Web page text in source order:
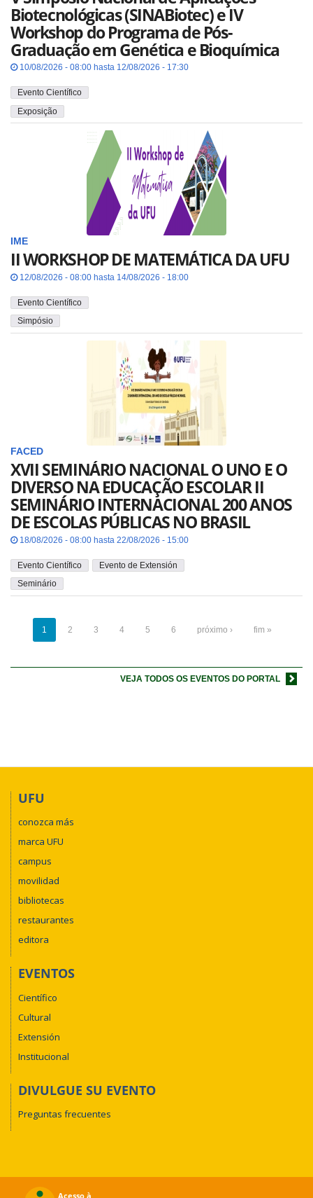
Biotecnológicas (SINABiotec) e IV
Workshop do Programa de Pós-
Graduação em Genética e Bioquímica
10/08/2026 - 08:00 hasta 12/08/2026 - 17:30
Evento Científico
Exposição
IME
II WORKSHOP DE MATEMÁTICA DA UFU
12/08/2026 - 08:00 hasta 14/08/2026 - 18:00
Evento Científico
Simpósio
FACED
XVII SEMINÁRIO NACIONAL O UNO E O
DIVERSO NA EDUCAÇÃO ESCOLAR II
SEMINÁRIO INTERNACIONAL 200 ANOS
DE ESCOLAS PÚBLICAS NO BRASIL
18/08/2026 - 08:00 hasta 22/08/2026 - 15:00
Evento Científico
Evento de Extensión
Seminário
1 2 3 4 5 6 próximo › fim »
VEJA TODOS OS EVENTOS DO PORTAL
UFU
conozca más
marca UFU
campus
movilidad
bibliotecas
restaurantes
editora
EVENTOS
Científico
Cultural
Extensión
Institucional
DIVULGUE SU EVENTO
Preguntas frecuentes